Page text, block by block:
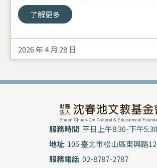
是著名書畫家劉海粟的姪子，他長於戰亂
由奔放，是位傳奇浪漫的藝術大師。
了解更多
2026 年 4 月 28 日
服務時間: 平日上午8:30-下午5:30
地址: 105 臺北市松山區東興路
服務電話: 02-8787-2787